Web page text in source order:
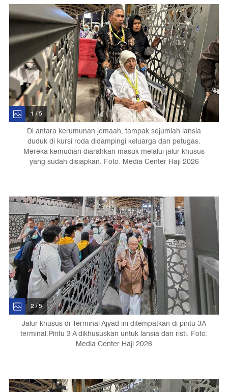
1 / 5
Di antara kerumunan jemaah, tampak sejumlah lansia
duduk di kursi roda didampingi keluarga dan petugas.
Mereka kemudian diarahkan masuk melalui jalur khusus
yang sudah disiapkan. Foto: Media Center Haji 2026
2 / 5
Jalur khusus di Terminal Ajyad ini ditempatkan di pintu 3A
terminal.Pintu 3 A dikhususkan untuk lansia dan risti. Foto:
Media Center Haji 2026